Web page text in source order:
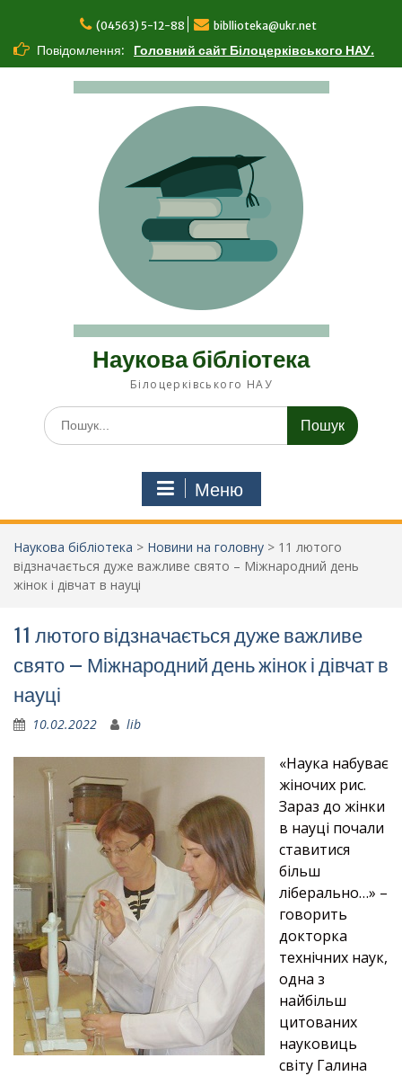
вмісту
(04563) 5-12-88 bibllioteka@ukr.net
Повідомлення: Головний сайт Білоцерківського НАУ.
Наукова бібліотека
Білоцерківського НАУ
Шукати:
Меню
Наукова бібліотека > Новини на головну > 11 лютого
відзначається дуже важливе свято – Міжнародний день
жінок і дівчат в науці
11 лютого відзначається дуже важливе
свято – Міжнародний день жінок і дівчат в
науці
10.02.2022 lib
«Наука набуває
жіночих рис.
Зараз до жінки
в науці почали
ставитися
більш
ліберально…» –
говорить
докторка
технічних наук,
одна з
найбільш
цитованих
науковиць
світу Галина